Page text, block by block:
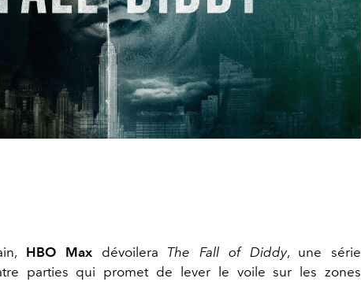
HBO Maxdévoilera The Fall of Diddy, une série
parties qui promet de lever le voile sur les zones